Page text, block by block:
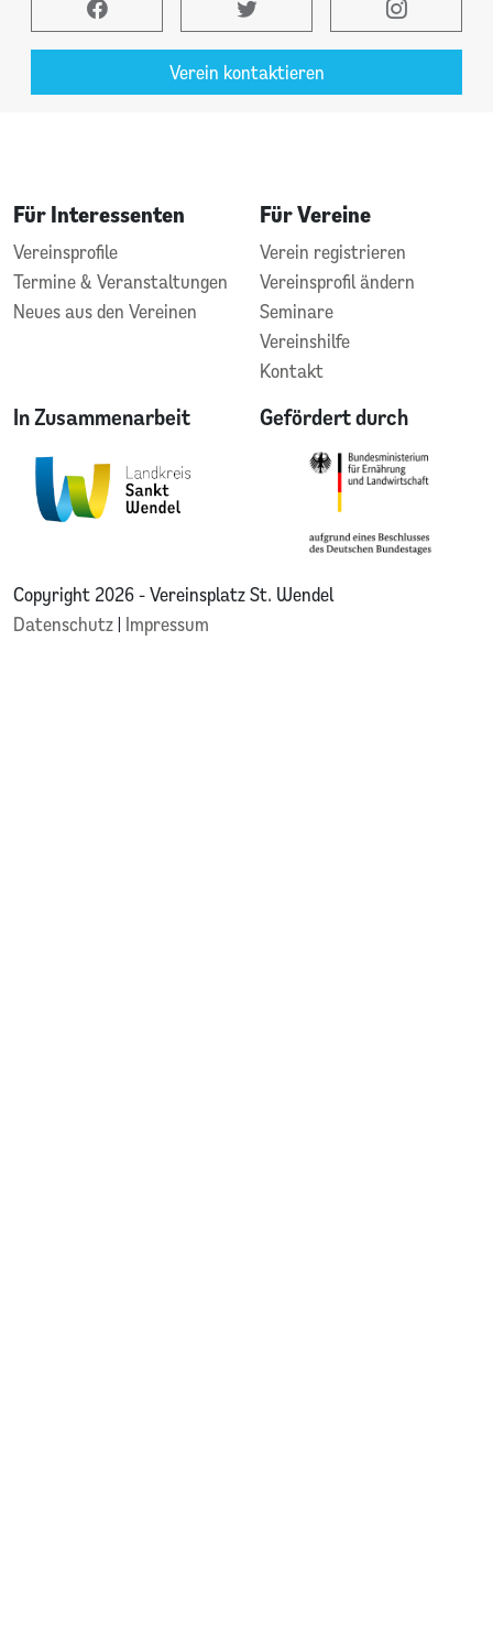
Verein kontaktieren
Für Interessenten
Vereinsprofile
Termine & Veranstaltungen
Neues aus den Vereinen
Für Vereine
Verein registrieren
Vereinsprofil ändern
Seminare
Vereinshilfe
Kontakt
In Zusammenarbeit Gefördert durch
Copyright 2026 - Vereinsplatz St. Wendel
Datenschutz| Impressum